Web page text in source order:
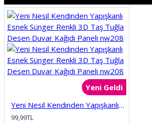
KÖPRÜ
MERMER
MOBİLYA
Yeni Geldi
Yeni Nesil Kendinden Yapışkanlı Esnek Sünger Renkli 3D Taş Tuğla Desen Duvar Kağıdı Paneli nw208
99,99TL